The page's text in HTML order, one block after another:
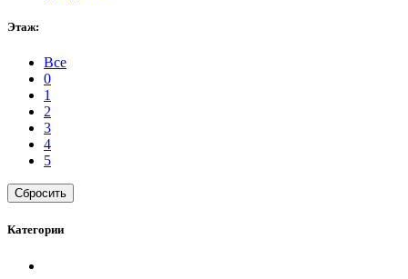
Этаж:
Все
0
1
2
3
4
5
Сбросить
Категории